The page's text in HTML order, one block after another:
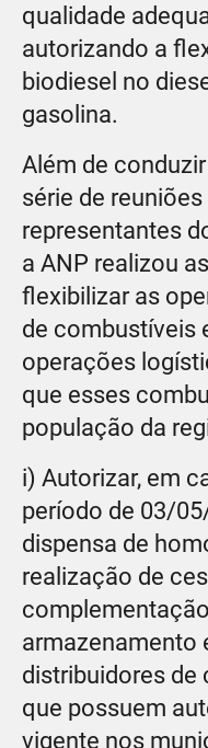
qualidade
autorizando a
biodiesel no
gasolina.
Além de
série de
representantes
a ANP realizou
flexibilizar as
de combustíveis
operações
que esses
população da
i) Autorizar, em
período de 03/
dispensa de
realização de
armazenamento
distribuidores
que possuem
vigente nos